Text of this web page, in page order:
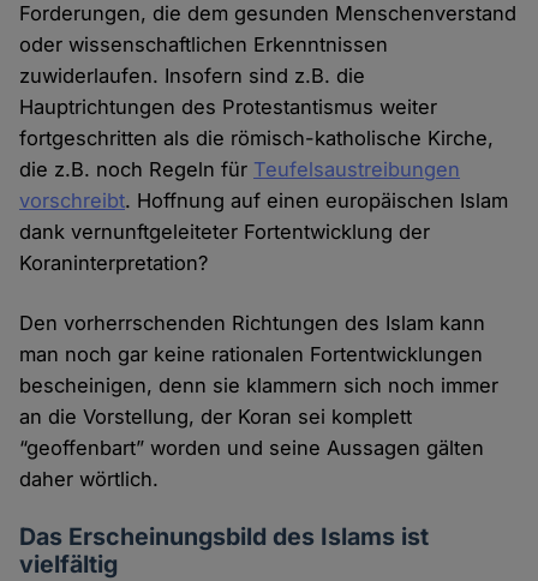
Forderungen, die dem gesunden Menschenverstand
oder wissenschaftlichen Erkenntnissen
zuwiderlaufen. Insofern sind z.B. die
Hauptrichtungen des Protestantismus weiter
fortgeschritten als die römisch-katholische Kirche,
die z.B. noch Regeln für Teufelsaustreibungen
vorschreibt. Hoffnung auf einen europäischen Islam
dank vernunftgeleiteter Fortentwicklung der
Koraninterpretation?
Den vorherrschenden Richtungen des Islam kann
man noch gar keine rationalen Fortentwicklungen
bescheinigen, denn sie klammern sich noch immer
an die Vorstellung, der Koran sei komplett
“geoffenbart” worden und seine Aussagen gälten
daher wörtlich.
Das Erscheinungsbild des Islams ist
vielfältig